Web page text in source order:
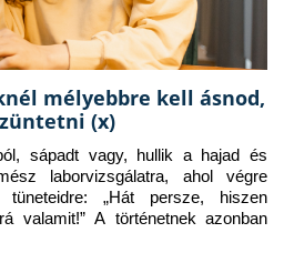
mélyebbre kell ásnod,
(x)
sápadt vagy, hullik a hajad és
laborvizsgálatra, ahol végre
„Hát persze, hiszen
valamit!” A történetnek azonban